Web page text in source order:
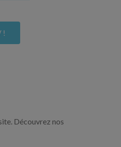
!
Découvrez nos